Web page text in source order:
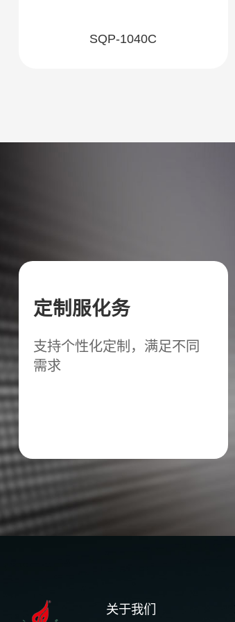
SQP-1040C
定制服化务
支持个性化定制，满足不同
需求
关于我们